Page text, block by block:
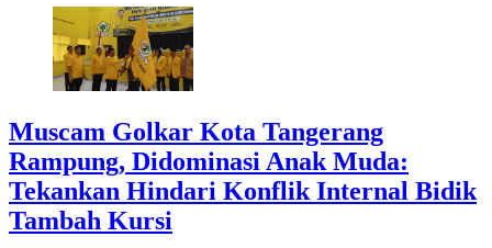
Muscam Golkar Kota Tangerang
Rampung, Didominasi Anak Muda:
Tekankan Hindari Konflik Internal Bidik
Tambah Kursi